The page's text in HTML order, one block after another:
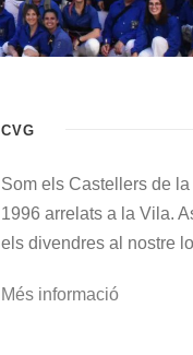
CVG
Som els Castellers de
1996 arrelats a la Vila.
els divendres al nostre
Més informació